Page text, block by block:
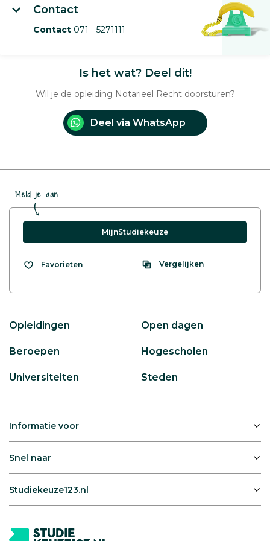
Contact
Contact 071 - 5271111
Is het wat? Deel dit!
Wil je de opleiding Notarieel Recht doorsturen?
Deel via WhatsApp
Meld je aan
MijnStudiekeuze
Favorieten Vergelijken
Opleidingen Open dagen
Beroepen Hogescholen
Universiteiten Steden
Informatie voor
Snel naar
Studiekeuze123.nl